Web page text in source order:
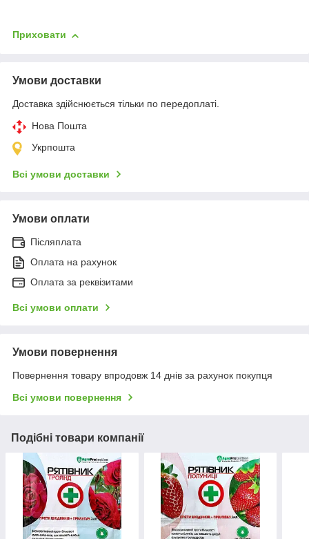
Приховати
Умови доставки
Доставка здійснюється тільки по передоплаті.
Нова Пошта
Укрпошта
Всі умови доставки
Умови оплати
Післяплата
Оплата на рахунок
Оплата за реквізитами
Всі умови оплати
Умови повернення
Повернення товару впродовж 14 днів за рахунок покупця
Всі умови повернення
Подібні товари компанії